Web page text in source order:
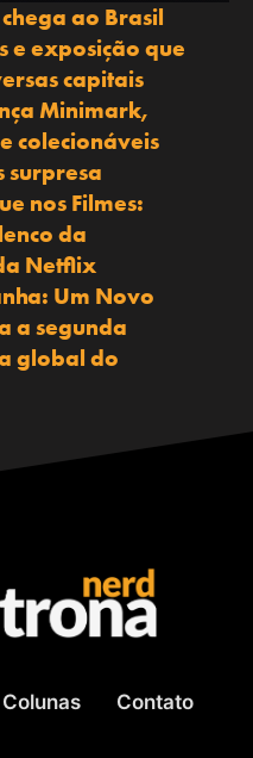
ao Brasil
e exposição que
capitais
Minimark,
colecionáveis
surpresa
nos Filmes:
da
Netflix
Um Novo
a segunda
global do
Colunas Contato